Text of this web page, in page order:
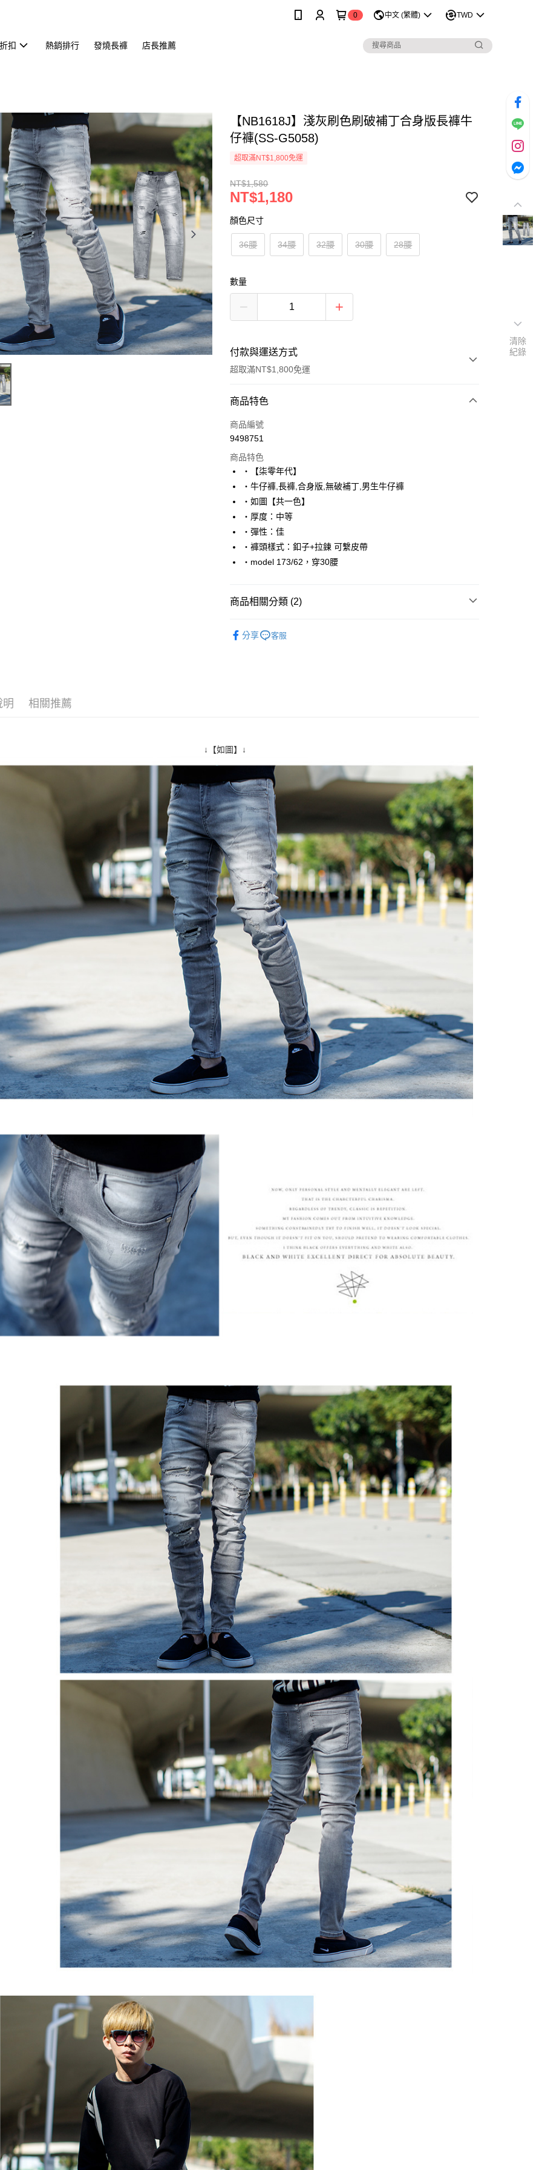
0 中文 (繁體) TWD
扣 熱銷排行 發燒長褲 店長推薦
【NB1618J】淺灰刷色刷破補丁合身版長褲牛
仔褲(SS-G5058)
超取滿NT$1,800免運
NT$1,580
NT$1,180
顏色尺寸
36腰 34腰 32腰 30腰 28腰
數量
付款與運送方式
超取滿NT$1,800免運
付款方式
信用卡一次付款
LINE Pay
Apple Pay
街口支付
悠遊付
Google Pay
【關於「AFTEE先享後付」】
１．簡單：不需註冊會員、不需綁卡、不需儲值。
※ 請注意：結帳手續完成當下不需立刻繳費，但若您需要取消訂單，請聯
先享後付繳納相關費用。
※ 交易是否成功請以「AFTEE先享後付 」之結帳頁面顯示為準，若有關於
是否繳費成功／繳費後需取消欲退款等相關疑問，請聯繫「AFTEE先享後
付客戶支援中心」
https://netprotections.freshdesk.com/support/home
【注意事項】
１．透過由恩沛科技股份有限公司提供之「AFTEE先享後付」服務完成之
交易，需依本服務之必要範圍內提供個人資料，並將交易相關給付款項請
求債權轉讓予恩沛科技股份有限公司。
２．關於個人資料處理事宜，請瀏覽以下網址：
https://aftee.tw/terms/#terms3
３．未成年的使用者請事先徵得法定代理人或監護人之同意方可使用
「AFTEE先享後付」，若未經同意申辦者引起之損失，本公司不負相關責
任。
４．使用「AFTEE先享後付」時，將依據個別帳號之用戶狀況，依本公司
即時審查核予不同之上限額度；若仍有額度不足之情形，本公司將視審查
結果請求用戶進行身份認證。
５．嚴禁一人註冊多個帳號或使用他人資訊註冊。若發現惡意使用之情
形，恩沛科技股份有限公司將有權停止該用戶之使用額度並採取法律行
7-11付款取貨
每筆NT$80，滿NT$1,800(含以上)免運費
先付款後7-11取貨
每筆NT$80，滿NT$1,800(含以上)免運費
宅配
每筆NT$120，滿NT$3,000(含以上)免運費
商品特色
商品編號
9498751
商品特色
‧【柒零年代】
‧牛仔褲,長褲,合身版,無破補丁,男生牛仔褲
‧如圖【共一色】
‧厚度：中等
‧彈性：佳
‧褲頭樣式：釦子+拉鍊 可繫皮帶
‧model 173/62，穿30腰
商品相關分類 (2)
分享 客服
明 相關推薦
↓【如圖】↓
清除
紀錄